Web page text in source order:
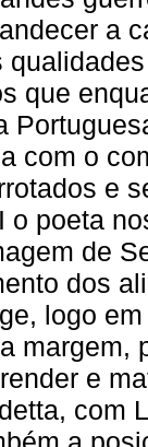
a
que
com o
e
o poeta
de
dos
logo
margem,
e
com